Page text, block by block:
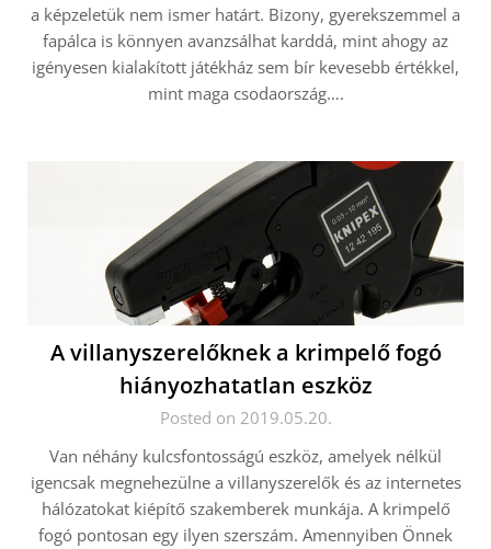
a képzeletük nem ismer határt. Bizony, gyerekszemmel a
fapálca is könnyen avanzsálhat karddá, mint ahogy az
igényesen kialakított játékház sem bír kevesebb értékkel,
mint maga csodaország….
A villanyszerelőknek a krimpelő fogó
hiányozhatatlan eszköz
Posted on 2019.05.20.
Van néhány kulcsfontosságú eszköz, amelyek nélkül
igencsak megnehezülne a villanyszerelők és az internetes
hálózatokat kiépítő szakemberek munkája. A krimpelő
fogó pontosan egy ilyen szerszám. Amennyiben Önnek